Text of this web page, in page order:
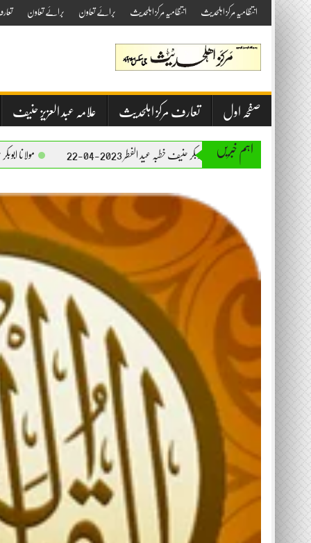
Skip
to
content
انتظامیہ مرکز اہلحدیث انتظامیہ مرکز اہلحدیث برائے تعاون برائے تعاون
صفحہ اول تعارف مرکز اہلحدیث علامہ عبد العزیز حنیف
اہم خبریں
مولانا ابوبکر حنیف خطبہ عید الفطر 2023-04-22 مولانا ابوبکر حنیف خطبہ جمعۃ المبارک